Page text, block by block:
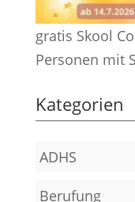
gratis Skool
Personen mit
Kategorien
ADHS
Berufung